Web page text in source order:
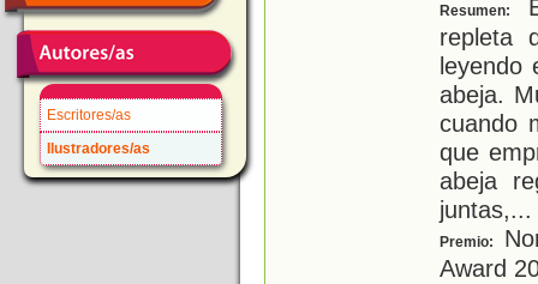
Escritores/as
Ilustradores/as
Resumen:
repleta
leyendo
abeja.
cuando
que
abeja
juntas,...
Premio:
Award